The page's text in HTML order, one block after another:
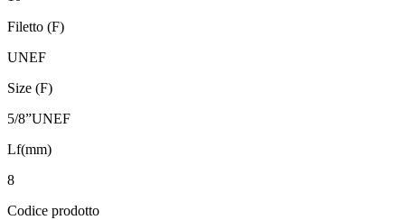
Filetto (F)
UNEF
Size (F)
5/8”UNEF
Lf(mm)
8
Codice prodotto